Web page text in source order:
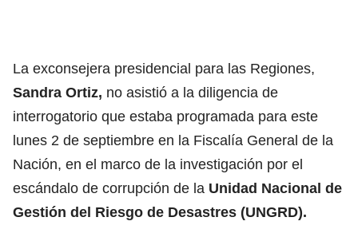
La exconsejera presidencial para las Regiones,
Sandra Ortiz, no asistió a la diligencia de
interrogatorio que estaba programada para este
lunes 2 de septiembre en la Fiscalía General de la
Nación, en el marco de la investigación por el
escándalo de corrupción de la Unidad Nacional de
Gestión del Riesgo de Desastres (UNGRD).